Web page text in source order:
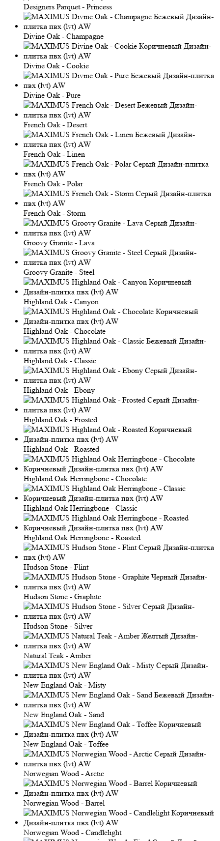
Designers Parquet - Princess
Divine Oak - Champagne
Divine Oak - Cookie
Divine Oak - Pure
French Oak - Desert
French Oak - Linen
French Oak - Polar
French Oak - Storm
Groovy Granite - Lava
Groovy Granite - Steel
Highland Oak - Canyon
Highland Oak - Chocolate
Highland Oak - Classic
Highland Oak - Ebony
Highland Oak - Frosted
Highland Oak - Roasted
Highland Oak Herringbone - Chocolate
Highland Oak Herringbone - Classic
Highland Oak Herringbone - Roasted
Hudson Stone - Flint
Hudson Stone - Graphite
Hudson Stone - Silver
Natural Teak - Amber
New England Oak - Misty
New England Oak - Sand
New England Oak - Toffee
Norwegian Wood - Arctic
Norwegian Wood - Barrel
Norwegian Wood - Candlelight